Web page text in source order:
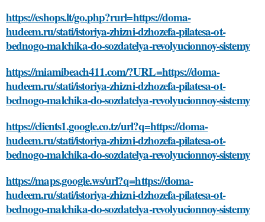
https://eshops.lt/go.php?rurl=https://doma-
hudeem.ru/stati/istoriya-zhizni-dzhozefa-pilatesa-ot-
bednogo-malchika-do-sozdatelya-revolyucionnoy-sistemy
https://miamibeach411.com/?URL=https://doma-
hudeem.ru/stati/istoriya-zhizni-dzhozefa-pilatesa-ot-
bednogo-malchika-do-sozdatelya-revolyucionnoy-sistemy
https://clients1.google.co.tz/url?q=https://doma-
hudeem.ru/stati/istoriya-zhizni-dzhozefa-pilatesa-ot-
bednogo-malchika-do-sozdatelya-revolyucionnoy-sistemy
https://maps.google.ws/url?q=https://doma-
hudeem.ru/stati/istoriya-zhizni-dzhozefa-pilatesa-ot-
bednogo-malchika-do-sozdatelya-revolyucionnoy-sistemy